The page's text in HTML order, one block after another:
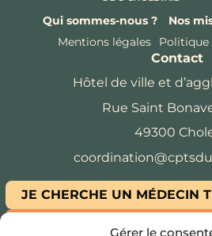
Gérer le
Qui sommes-nous ? Nos
Mentions légales
Politique
Contact
Hôtel de ville et
Rue Saint
49300
JE CHERCHE UN MÉDECIN